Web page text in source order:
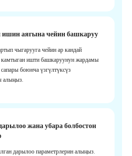
ишин аягына чейин башкаруу
чыгарууга чейин ар кандай
камтыган ишти башкаруунун жардамы
боюнча үзгүлтүксүз
алыңыз.
жана убара болбостон
дарылоо параметрлерин алыңыз.